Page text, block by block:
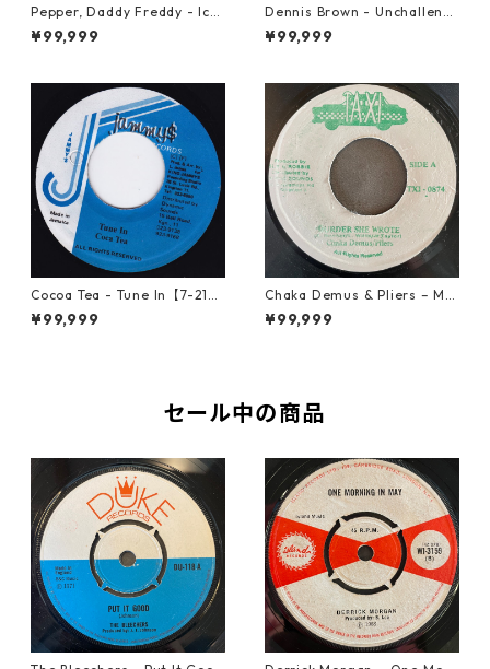
Pepper, Daddy Freddy - Icki
e Fashion【12-50044】
¥99,999
Dennis Brown - Unchalleng
ed【LP-70046】
¥99,999
Cocoa Tea - Tune In【7-2187
2】
¥99,999
Chaka Demus & Pliers – Mu
rder She Wrote【7-21777】
¥99,999
セール中の商品